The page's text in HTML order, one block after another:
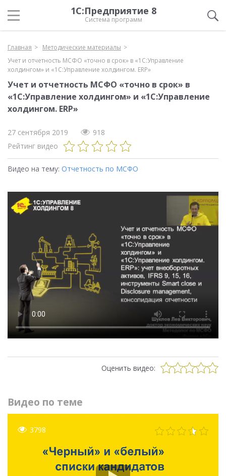
1С:Предприятие 8
Система программ
Главная
Методические материалы
Учет и отчетность МСФО «точно в срок» в «1С:Управление
холдингом» и «1С:Управление холдингом. ERP»
Учет и отчетность МСФО «точно в срок» в
«1С:Управление холдингом» и «1С:Управление
холдингом. ERP»
27 сентября 2019
918
Рейтинг видео
Видео на тему: Отчетность по МСФО
Оценить видео:
Видео по теме
3798